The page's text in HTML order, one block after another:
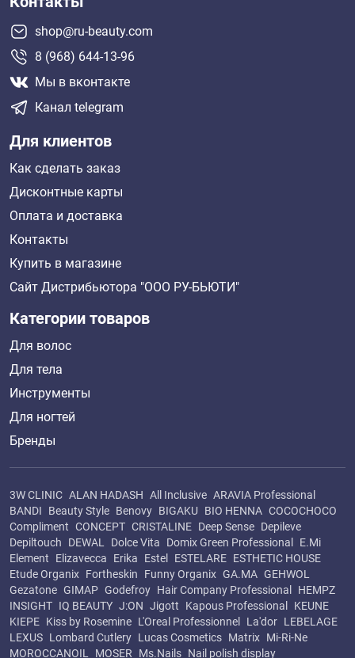
shop@ru-beauty.com
8 (968) 644-13-96
Мы в вконтакте
Канал telegram
Для клиентов
Как сделать заказ
Дисконтные карты
Оплата и доставка
Контакты
Купить в магазине
Сайт Дистрибьютора "ООО РУ-БЬЮТИ"
Категории товаров
Для волос
Для тела
Инструменты
Для ногтей
Бренды
3W CLINIC ALAN HADASH All Inclusive ARAVIA Professional
BANDI
Beauty Style Benovy BIGAKU BIO HENNA COCOCHOCO
Compliment CONCEPT CRISTALINE Deep Sense Depileve
Depiltouch
DEWAL Dolce Vita Domix Green Professional
E.Mi
Element
Elizavecca Erika Estel ESTELARE ESTHETIC HOUSE
Etude Organix Fortheskin Funny Organix GA.MA GEHWOL
Gezatone GIMAP Godefroy Hair Company Professional
HEMPZ
INSIGHT IQ BEAUTY J:ON Jigott Kapous Professional
KEUNE
KIEPE Kiss by Rosemine L'Oreal Professionnel La'dor LEBELAGE
LEXUS Lombard Cutlery Lucas Cosmetics Matrix Mi-Ri-Ne
MOROCCANOIL
MOSER Ms.Nails Nail polish display